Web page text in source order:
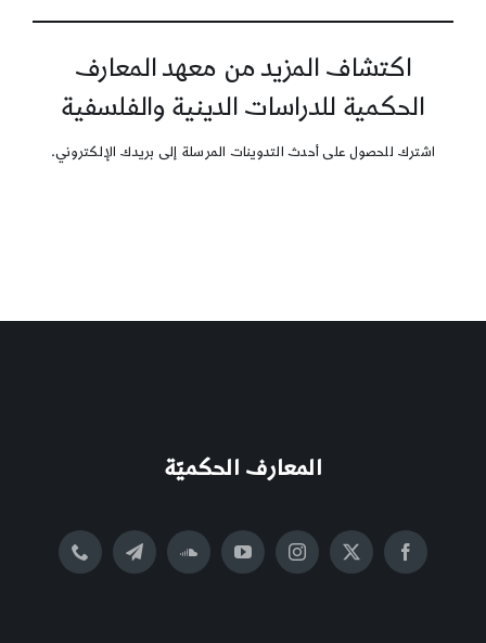
اكتشاف المزيد من معهد المعارف
الحكمية للدراسات الدينية والفلسفية
اشترك للحصول على أحدث التدوينات المرسلة إلى بريدك الإلكتروني.
المعارف الحكميّة